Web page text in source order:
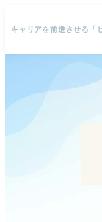
キャリアを前進させる「